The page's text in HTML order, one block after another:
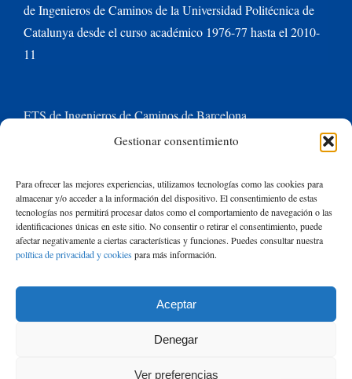
Gestionar consentimiento
Para ofrecer las mejores experiencias, utilizamos tecnologías como las cookies para
almacenar y/o acceder a la información del dispositivo. El consentimiento de estas
tecnologías nos permitirá procesar datos como el comportamiento de navegación o las
identificaciones únicas en este sitio. No consentir o retirar el consentimiento, puede
afectar negativamente a ciertas características y funciones. Puedes consultar nuestra
política de privacidad y cookiespara más información.
Aceptar
Denegar
Ver preferencias
de Ingenieros de Caminos de la Universidad Politécnica de
Catalunya desde el curso académico 1976-77 hasta el 2010-
11
ETS de Ingenieros de Caminos de Barcelona
Universitat Politècnica de Catalunya BarcelonaTech
Contacte con nosotros
Buscar:
2026 de Rafael Mujeriego | Todos los derechos reservados
|